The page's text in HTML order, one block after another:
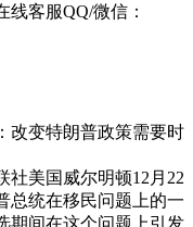
客服QQ/微信：
改变特朗普政策需要时
社美国威尔明顿12月22
总统在移民问题上的一
期间在这个问题上引发